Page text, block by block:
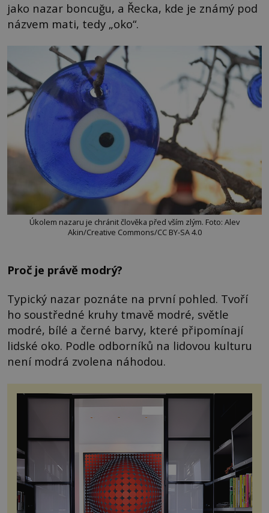
jako nazar boncuğu, a Řecka, kde je známý pod
názvem mati, tedy „oko“.
Úkolem nazaru je chránit člověka před vším zlým. Foto: Alev
Akin/Creative Commons/CC BY-SA 4.0
Proč je právě modrý?
Typický nazar poznáte na první pohled. Tvoří
ho soustředné kruhy tmavě modré, světle
modré, bílé a černé barvy, které připomínají
lidské oko. Podle odborníků na lidovou kulturu
není modrá zvolena náhodou.